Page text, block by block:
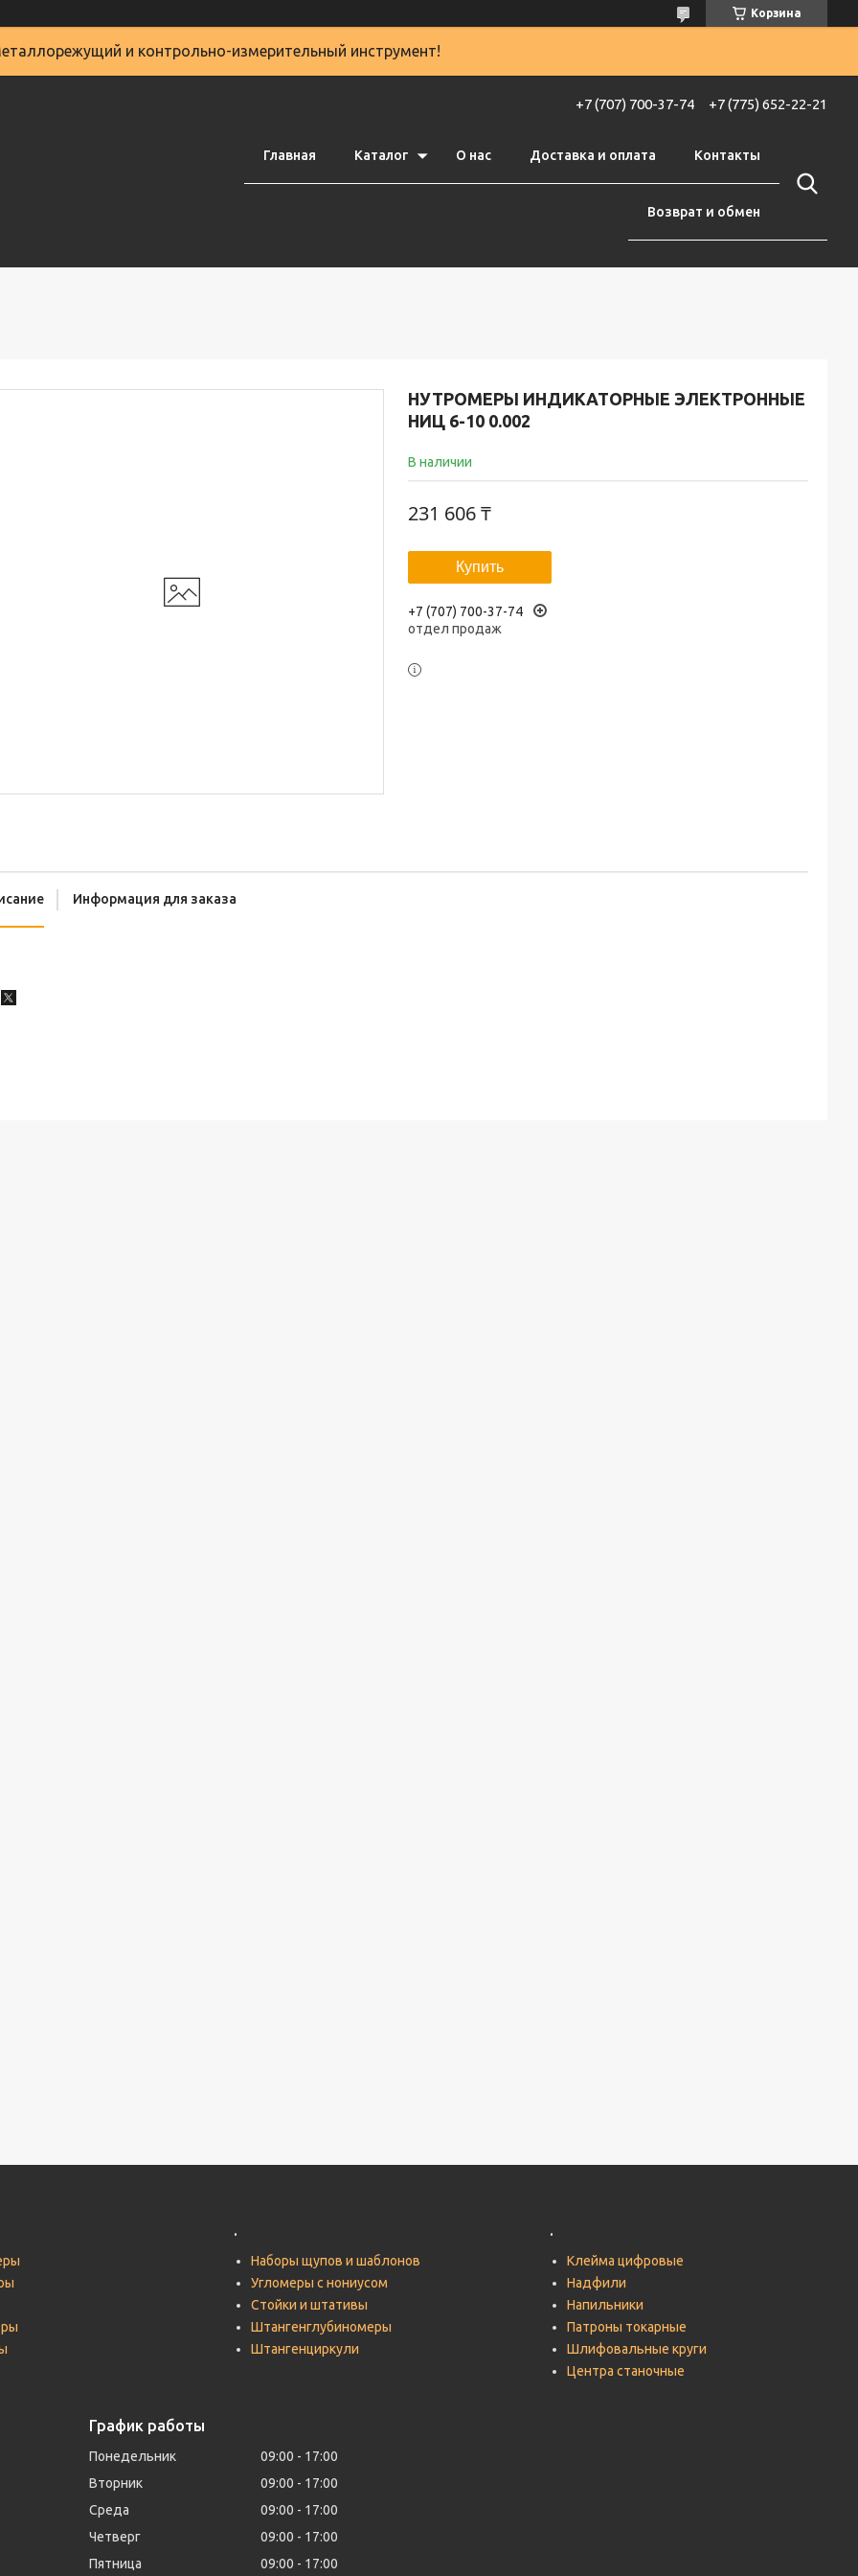
Корзина
и контрольно-измерительный инструмент!
+7 (707) 700-37-74 +7 (775) 652-22-21
Главная Каталог О нас Доставка и оплата Контакты
Возврат и обмен
НУТРОМЕРЫ ИНДИКАТОРНЫЕ ЭЛЕКТРОННЫЕ
НИЦ 6-10 0.002
В наличии
231 606 ₸
Купить
+7 (707) 700-37-74
отдел продаж
Информация для заказа
.
Наборы щупов и шаблонов
Угломеры с нониусом
Стойки и штативы
Штангенглубиномеры
Штангенциркули
.
Клейма цифровые
Надфили
Напильники
Патроны токарные
Шлифовальные круги
Центра станочные
График работы
Понедельник 09:00
17:00
Вторник
09:00
17:00
Среда
09:00
17:00
Четверг
09:00
17:00
Пятница
09:00 17:00